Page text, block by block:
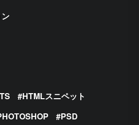
HTMLスニペット
PSD